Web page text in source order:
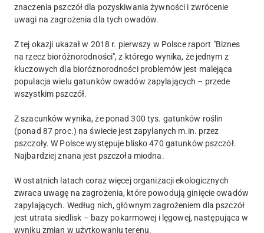
znaczenia pszczół dla pozyskiwania żywności i zwrócenie
uwagi na zagrożenia dla tych owadów.
Z tej okazji ukazał w 2018 r. pierwszy w Polsce raport "Biznes
na rzecz bioróżnorodności", z którego wynika, że jednym z
kluczowych dla bioróżnorodności problemów jest malejąca
populacja wielu gatunków owadów zapylających – przede
wszystkim pszczół.
Z szacunków wynika, że ponad 300 tys. gatunków roślin
(ponad 87 proc.) na świecie jest zapylanych m.in. przez
pszczoły. W Polsce występuje blisko 470 gatunków pszczół.
Najbardziej znana jest pszczoła miodna.
W ostatnich latach coraz więcej organizacji ekologicznych
zwraca uwagę na zagrożenia, które powodują ginięcie owadów
zapylających. Według nich, głównym zagrożeniem dla pszczół
jest utrata siedlisk – bazy pokarmowej i lęgowej, następująca w
wyniku zmian w użytkowaniu terenu.